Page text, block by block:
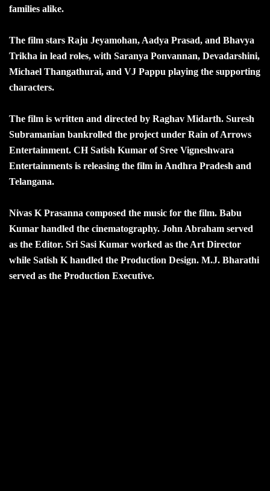
families alike.
The film stars Raju Jeyamohan, Aadya Prasad, and Bhavya
Trikha in lead roles, with Saranya Ponvannan, Devadarshini,
Michael Thangathurai, and VJ Pappu playing the supporting
characters.
The film is written and directed by Raghav Midarth. Suresh
Subramanian bankrolled the project under Rain of Arrows
Entertainment. CH Satish Kumar of Sree Vigneshwara
Entertainments is releasing the film in Andhra Pradesh and
Telangana.
Nivas K Prasanna composed the music for the film. Babu
Kumar handled the cinematography. John Abraham served
as the Editor. Sri Sasi Kumar worked as the Art Director
while Satish K handled the Production Design. M.J. Bharathi
served as the Production Executive.